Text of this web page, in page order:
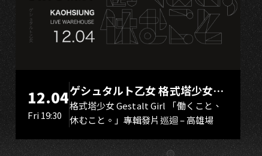
12.04
Fri 19:30
ゲシュタルト乙女 格式塔少女
Gestalt Girl
格式塔少女 Gestalt Girl 「働くこと、
休むこと。」專輯發片巡迴 – 高雄場